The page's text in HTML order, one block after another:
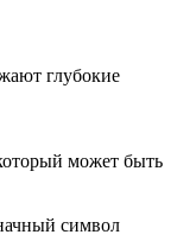
глубокие
может быть
символ